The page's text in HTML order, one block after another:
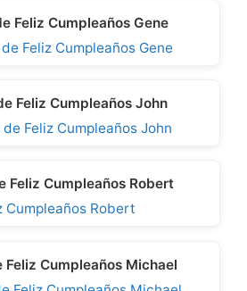
Feliz Cumpleaños Gene
Feliz Cumpleaños John
Feliz Cumpleaños Robert
Feliz Cumpleaños Michael